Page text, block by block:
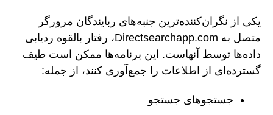
یکی از نگران‌کننده‌ترین جنبه‌های ربایندگان مرورگر
متصل به Directsearchapp.com، رفتار بالقوه ردیابی
داده‌ها توسط آنهاست. این برنامه‌ها ممکن است طیف
گسترده‌ای از اطلاعات را جمع‌آوری کنند، از جمله:
جستجوهای جستجو